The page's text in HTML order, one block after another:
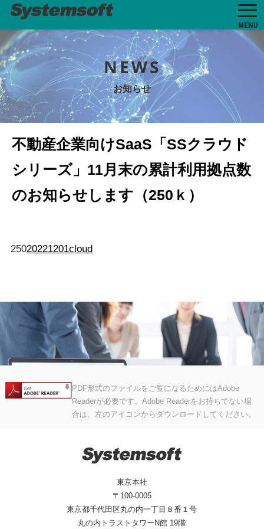
MENU
NEWS
お知らせ
不動産企業向けSaaS「SSクラウド
シリーズ」11月末の累計利用拠点数
のお知らせします（250ｋ）
25020221201cloud
PDF形式のファイルをご覧になるためにはAdobe
Readerが必要です。Adobe Readerをお持ちでない場
合は、左のアイコンからダウンロードしてください。
東京本社
〒100-0005
東京都千代田区丸の内一丁目８番１号
丸の内トラストタワーN館 19階